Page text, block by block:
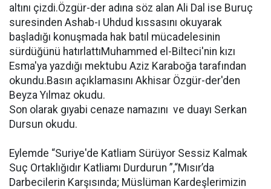
altını çizdi.Özgür-der adına söz alan Ali Dal ise Buruç
suresinden Ashab-ı Uhdud kıssasını okuyarak
başladığı konuşmada hak batıl mücadelesinin
sürdüğünü hatırlattıMuhammed el-Bilteci'nin kızı
Esma'ya yazdığı mektubu Aziz Karaboğa tarafından
okundu.Basın açıklamasını Akhisar Özgür-der'den
Beyza Yılmaz okudu.
Son olarak gıyabi cenaze namazını ve duayı Serkan
Dursun okudu.
Eylemde “Suriye'de Katliam Sürüyor Sessiz Kalmak
Suç Ortaklığıdır Katliamı Durdurun ”,“Mısır’da
Darbecilerin Karşısında; Müslüman Kardeşlerimizin